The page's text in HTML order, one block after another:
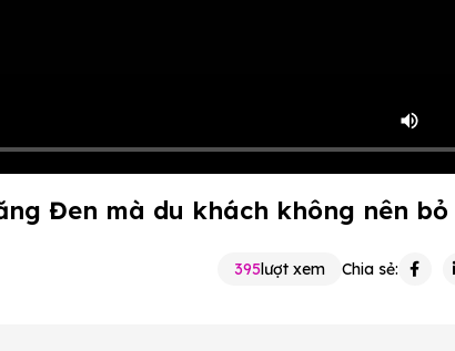
Đen mà du khách không nên
395lượt xem Chia sẻ: